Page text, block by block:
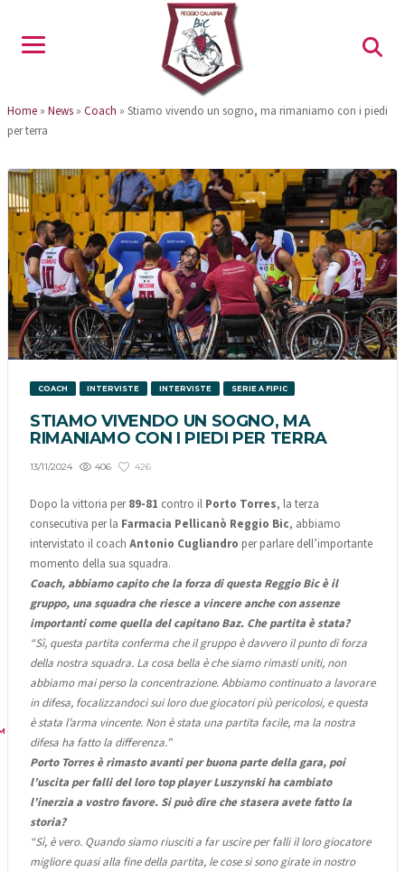
Home » News » Coach » Stiamo vivendo un sogno, ma rimaniamo con i piedi
per terra
COACH INTERVISTE INTERVISTE SERIE A FIPIC
STIAMO VIVENDO UN SOGNO, MA
RIMANIAMO CON I PIEDI PER TERRA
13/11/2024 406 426
Dopo la vittoria per89-81 contro il Porto Torres, la terza
consecutiva per la Farmacia Pellicanò Reggio Bic, abbiamo
intervistato il coach Antonio Cugliandro per parlare dell’importante
momento della sua squadra.
Coach, abbiamo capito che la forza di questa Reggio Bic è il
gruppo, una squadra che riesce a vincere anche con assenze
importanti come quella del capitano Baz. Che partita è stata?
“Sì, questa partita conferma che il gruppo è davvero il punto di forza
della nostra squadra. La cosa bella è che siamo rimasti uniti, non
abbiamo mai perso la concentrazione. Abbiamo continuato a lavorare
in difesa, focalizzandoci sui loro due giocatori più pericolosi, e questa
è stata l’arma vincente. Non è stata una partita facile, ma la nostra
difesa ha fatto la differenza.”
Porto Torres è rimasto avanti per buona parte della gara, poi
l’uscita per falli del loro top player Luszynski ha cambiato
l’inerzia a vostro favore. Si può dire che stasera avete fatto la
storia?
“Sì, è vero. Quando siamo riusciti a far uscire per falli il loro giocatore
migliore quasi alla fine della partita, le cose si sono girate in nostro